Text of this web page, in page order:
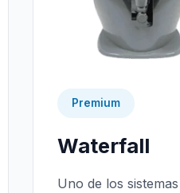
Premium
Waterfall
Uno de los